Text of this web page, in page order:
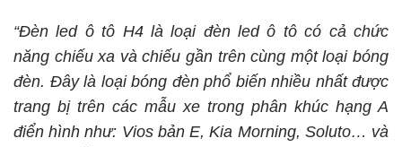
“Đèn led ô tô H4 là loại đèn led ô tô có cả chức
năng chiếu xa và chiếu gần trên cùng một loại bóng
đèn. Đây là loại bóng đèn phổ biến nhiều nhất được
trang bị trên các mẫu xe trong phân khúc hạng A
điển hình như: Vios bản E, Kia Morning, Soluto… và